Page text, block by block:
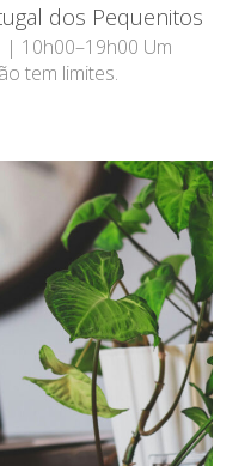
dos Pequenitos
| 10h00–19h00 Um
tem limites.